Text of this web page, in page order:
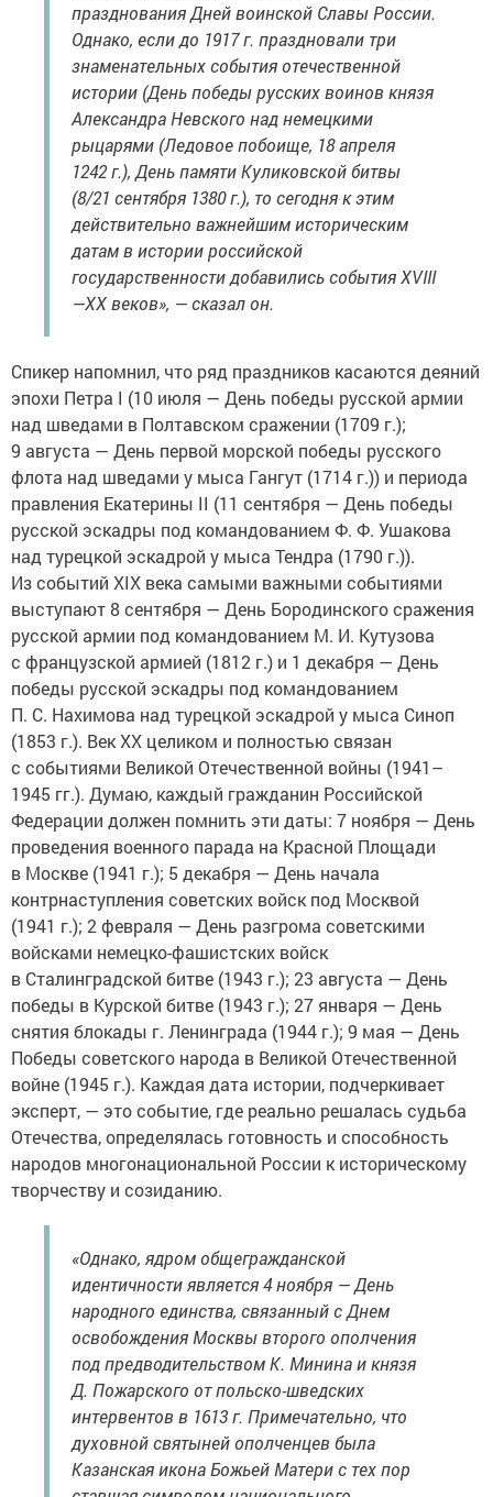
празднования Дней воинской Славы России.
Однако, если до 1917 г. праздновали три
знаменательных события отечественной
истории (День победы русских воинов князя
Александра Невского над немецкими
рыцарями (Ледовое побоище, 18 апреля
1242 г.), День памяти Куликовской битвы
(8/21 сентября 1380 г.), то сегодня к этим
действительно важнейшим историческим
датам в истории российской
государственности добавились события XVIII
—ХХ веков», — сказал он.
Спикер напомнил, что ряд праздников касаются деяний
эпохи Петра I (10 июля — День победы русской армии
над шведами в Полтавском сражении (1709 г.);
9 августа — День первой морской победы русского
флота над шведами у мыса Гангут (1714 г.)) и периода
правления Екатерины II (11 сентября — День победы
русской эскадры под командованием Ф. Ф. Ушакова
над турецкой эскадрой у мыса Тендра (1790 г.)).
Из событий XIX века самыми важными событиями
выступают 8 сентября — День Бородинского сражения
русской армии под командованием М. И. Кутузова
с французской армией (1812 г.) и 1 декабря — День
победы русской эскадры под командованием
П. С. Нахимова над турецкой эскадрой у мыса Синоп
(1853 г.). Век ХХ целиком и полностью связан
с событиями Великой Отечественной войны (1941–
1945 гг.). Думаю, каждый гражданин Российской
Федерации должен помнить эти даты: 7 ноября — День
проведения военного парада на Красной Площади
в Москве (1941 г.); 5 декабря — День начала
контрнаступления советских войск под Москвой
(1941 г.); 2 февраля — День разгрома советскими
войсками немецко-фашистских войск
в Сталинградской битве (1943 г.); 23 августа — День
победы в Курской битве (1943 г.); 27 января — День
снятия блокады г. Ленинграда (1944 г.); 9 мая — День
Победы советского народа в Великой Отечественной
войне (1945 г.). Каждая дата истории, подчеркивает
эксперт, — это событие, где реально решалась судьба
Отечества, определялась готовность и способность
народов многонациональной России к историческому
творчеству и созиданию.
«Однако, ядром общегражданской
идентичности является 4 ноября — День
народного единства, связанный с Днем
освобождения Москвы второго ополчения
под предводительством К. Минина и князя
Д. Пожарского от польско-шведских
интервентов в 1613 г. Примечательно, что
духовной святыней ополченцев была
Казанская икона Божьей Матери с тех пор